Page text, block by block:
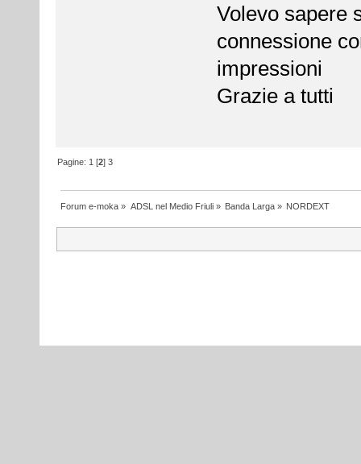
Volevo sapere
connessione
impressioni
Grazie a tutti
Pagine: 1 [2]3
Forum e-moka » ADSL nel Medio Friuli» Banda Larga» NORDEXT